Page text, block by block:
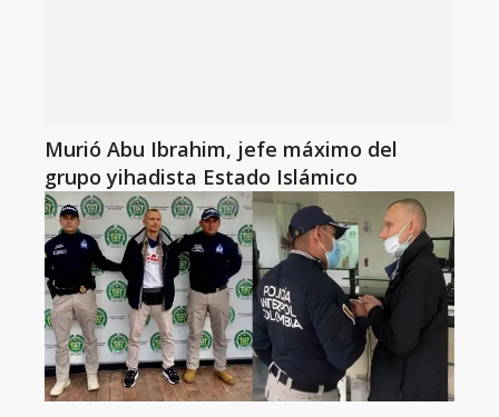
Murió Abu Ibrahim, jefe máximo del
grupo yihadista Estado Islámico